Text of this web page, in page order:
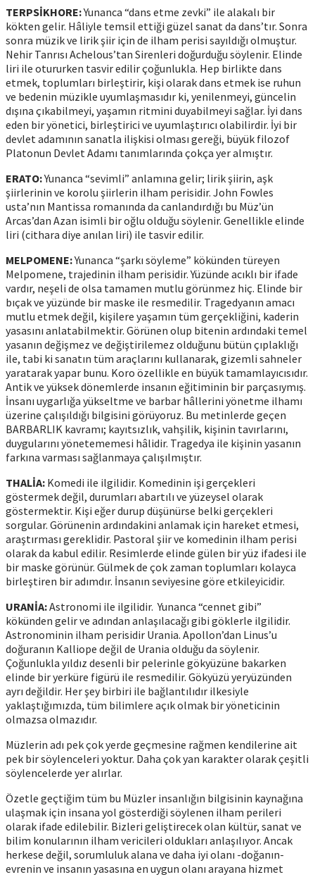
TERPSİKHORE:Yunanca “dans etme zevki” ile alakalı bir
kökten gelir. Hâliyle temsil ettiği güzel sanat da dans’tır. Sonra
sonra müzik ve lirik şiir için de ilham perisi sayıldığı olmuştur.
Nehir Tanrısı Achelous’tan Sirenleri doğurduğu söylenir. Elinde
liri ile otururken tasvir edilir çoğunlukla. Hep birlikte dans
etmek, toplumları birleştirir, kişi olarak dans etmek ise ruhun
ve bedenin müzikle uyumlaşmasıdır ki, yenilenmeyi, güncelin
dışına çıkabilmeyi, yaşamın ritmini duyabilmeyi sağlar. İyi dans
eden bir yönetici, birleştirici ve uyumlaştırıcı olabilirdir. İyi bir
devlet adamının sanatla ilişkisi olması gereği, büyük filozof
Platonun Devlet Adamı tanımlarında çokça yer almıştır.
ERATO:Yunanca “sevimli” anlamına gelir; lirik şiirin, aşk
şiirlerinin ve korolu şiirlerin ilham perisidir. John Fowles
usta’nın Mantissa romanında da canlandırdığı bu Müz’ün
Arcas’dan Azan isimli bir oğlu olduğu söylenir. Genellikle elinde
liri (cithara diye anılan liri) ile tasvir edilir.
MELPOMENE:Yunanca “şarkı söyleme” kökünden türeyen
Melpomene, trajedinin ilham perisidir. Yüzünde acıklı bir ifade
vardır, neşeli de olsa tamamen mutlu görünmez hiç. Elinde bir
bıçak ve yüzünde bir maske ile resmedilir. Tragedyanın amacı
mutlu etmek değil, kişilere yaşamın tüm gerçekliğini, kaderin
yasasını anlatabilmektir. Görünen olup bitenin ardındaki temel
yasanın değişmez ve değiştirilemez olduğunu bütün çıplaklığı
ile, tabi ki sanatın tüm araçlarını kullanarak, gizemli sahneler
yaratarak yapar bunu. Koro özellikle en büyük tamamlayıcısıdır.
Antik ve yüksek dönemlerde insanın eğitiminin bir parçasıymış.
İnsanı uygarlığa yükseltme ve barbar hâllerini yönetme ilhamı
üzerine çalışıldığı bilgisini görüyoruz. Bu metinlerde geçen
BARBARLIK kavramı; kayıtsızlık, vahşilik, kişinin tavırlarını,
duygularını yönetememesi hâlidir. Tragedya ile kişinin yasanın
farkına varması sağlanmaya çalışılmıştır.
THALİA: Komedi ile ilgilidir. Komedinin işi gerçekleri
göstermek değil, durumları abartılı ve yüzeysel olarak
göstermektir. Kişi eğer durup düşünürse belki gerçekleri
sorgular. Görünenin ardındakini anlamak için hareket etmesi,
araştırması gereklidir. Pastoral şiir ve komedinin ilham perisi
olarak da kabul edilir. Resimlerde elinde gülen bir yüz ifadesi ile
bir maske görünür. Gülmek de çok zaman toplumları kolayca
birleştiren bir adımdır. İnsanın seviyesine göre etkileyicidir.
URANİA:Astronomi ile ilgilidir. Yunanca “cennet gibi”
kökünden gelir ve adından anlaşılacağı gibi göklerle ilgilidir.
Astronominin ilham perisidir Urania. Apollon’dan Linus’u
doğuranın Kalliope değil de Urania olduğu da söylenir.
Çoğunlukla yıldız desenli bir pelerinle gökyüzüne bakarken
elinde bir yerküre figürü ile resmedilir. Gökyüzü yeryüzünden
ayrı değildir. Her şey birbiri ile bağlantılıdır ilkesiyle
yaklaştığımızda, tüm bilimlere açık olmak bir yöneticinin
olmazsa olmazıdır.
Müzlerin adı pek çok yerde geçmesine rağmen kendilerine ait
pek bir söylenceleri yoktur. Daha çok yan karakter olarak çeşitli
söylencelerde yer alırlar.
Özetle geçtiğim tüm bu Müzler insanlığın bilgisinin kaynağına
ulaşmak için insana yol gösterdiği söylenen ilham perileri
olarak ifade edilebilir. Bizleri geliştirecek olan kültür, sanat ve
bilim konularının ilham vericileri oldukları anlaşılıyor. Ancak
herkese değil, sorumluluk alana ve daha iyi olanı -doğanın-
evrenin ve insanın yasasına en uygun olanı arayana hizmet